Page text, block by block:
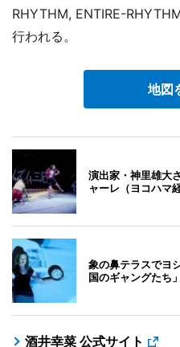
RHYTHM, ENTIRE-
行われる。
地図
演出家・神里雄大
ャーレ（ヨコハマ
象の鼻テラスでヨ
国のギャングたち
酒井幸菜 公式サイト